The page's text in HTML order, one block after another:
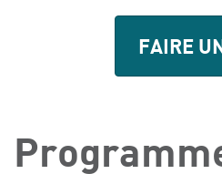
FAIRE